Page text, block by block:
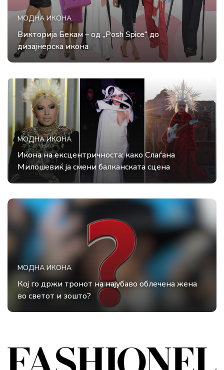
МОДНА ИКОНА
Викторија Бекам – од „Posh Spice“ до
дизајнерска икона
МОДНА ИКОНА
Икона на ексцентричноста: како Слаѓана
Милошевиќ ја смени балканската сцена
МОДНА ИКОНА
Кој го држи тронот на најубаво облечена жена
во светот и зошто?